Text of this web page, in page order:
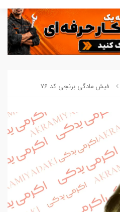
فیش مادگی برنجی کد 76